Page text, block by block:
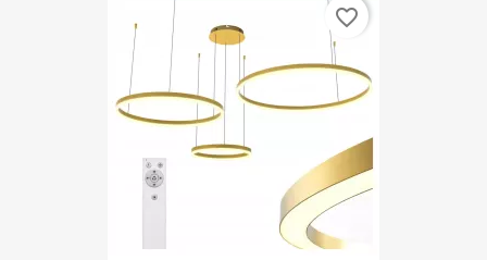
favorite_border